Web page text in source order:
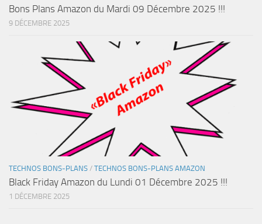
Bons Plans Amazon du Mardi 09 Décembre 2025 !!!
9 DÉCEMBRE 2025
TECHNOS BONS-PLANS / TECHNOS BONS-PLANS AMAZON
Black Friday Amazon du Lundi 01 Décembre 2025 !!!
1 DÉCEMBRE 2025